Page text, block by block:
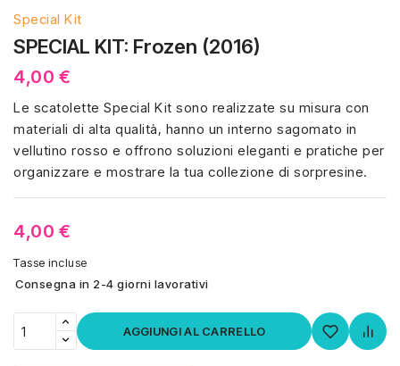
Special Kit
SPECIAL KIT: Frozen (2016)
4,00 €
Le scatolette Special Kit sono realizzate su misura con
materiali di alta qualità, hanno un interno sagomato in
vellutino rosso e offrono soluzioni eleganti e pratiche per
organizzare e mostrare la tua collezione di sorpresine.
4,00 €
Tasse incluse
Consegna in 2-4 giorni lavorativi
AGGIUNGI AL CARRELLO